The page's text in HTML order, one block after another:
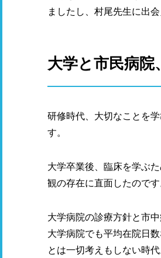
ましたし、村尾先生に出
大学と市民病
研修時代、大切なことを
す。
大学卒業後、臨床を学ぶ
観の存在に直面したのです
大学病院の診療方針と市
大学病院でも平均在院日
とは一切考えもしない時